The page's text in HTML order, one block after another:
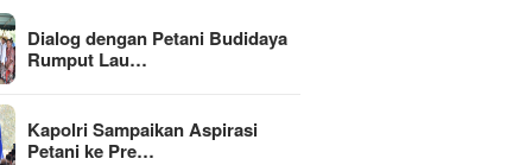
Dialog dengan Petani Budidaya
Rumput Lau…
Kapolri Sampaikan Aspirasi
Petani ke Pre…